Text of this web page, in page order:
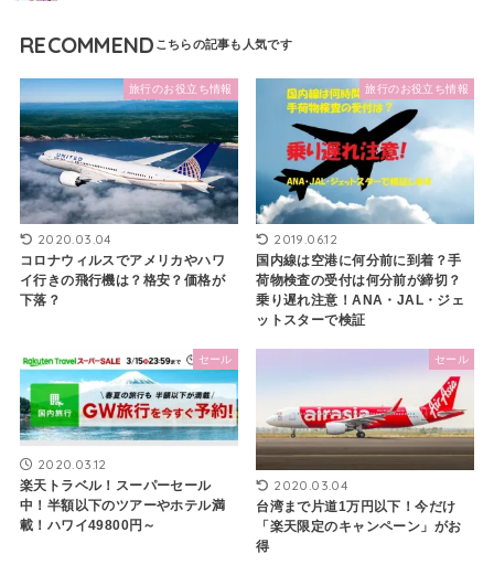
RECOMMEND
旅行のお役立ち情報
2020.03.04
コロナウィルスでアメリカやハワ
イ行きの飛行機は？格安？価格が
下落？
旅行のお役立ち情報
2019.06.12
国内線は空港に何分前に到着？手
荷物検査の受付は何分前が締切？
乗り遅れ注意！ANA・JAL・ジェ
ットスターで検証
セール
2020.03.12
楽天トラベル！スーパーセール
中！半額以下のツアーやホテル満
載！ハワイ49800円～
セール
2020.03.04
台湾まで片道1万円以下！今だけ
「楽天限定のキャンペーン」がお
得